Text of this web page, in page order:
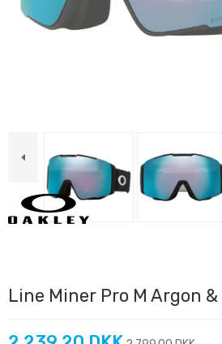
Line Miner Pro M Argon &